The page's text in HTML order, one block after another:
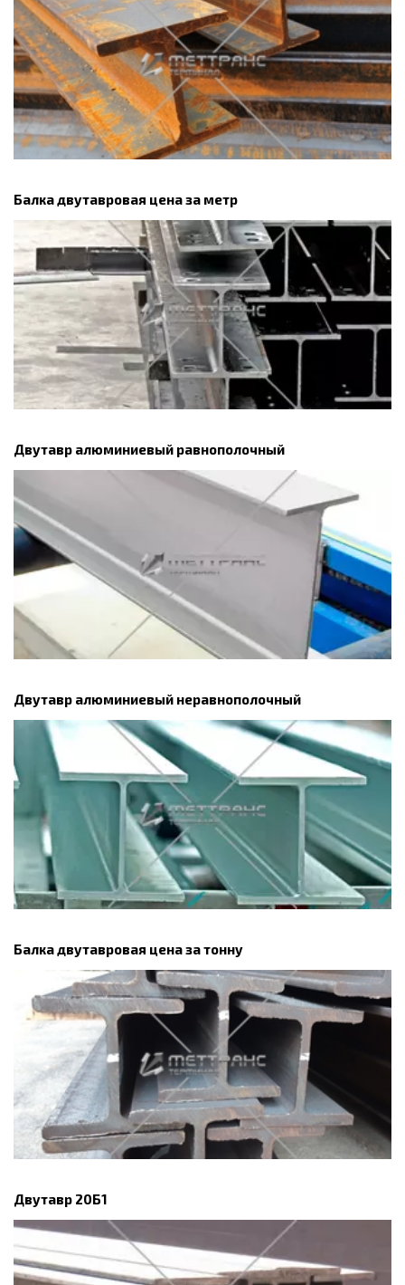
Балка двутавровая цена за метр
Двутавр алюминиевый равнополочный
Двутавр алюминиевый неравнополочный
Балка двутавровая цена за тонну
Двутавр 20Б1